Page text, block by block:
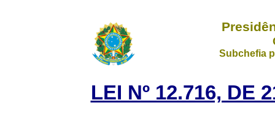
Subchefia
LEI Nº 12.716, DE